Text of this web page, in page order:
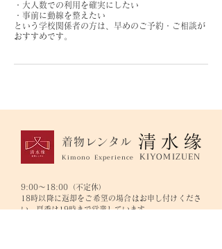
・大人数での利用を確実にしたい
・事前に動線を整えたい
という学校関係者の方は、早めのご予約・ご相談が
おすすめです。
着物レンタル
Kimono Experience
KIYOMIZUEN
9:00～18:00（不定休）
18時以降に返却をご希望の場合はお申し付けくださ
い。夏季は19時まで営業しています。